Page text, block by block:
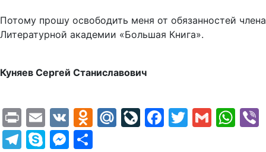
Потому прошу освободить меня от обязанностей члена
Литературной академии «Большая Книга».
Куняев Сергей Станиславович
PrintEmail
VK Odnoklassniki
Mail.Ru
LiveJournal
Facebook
Twitter
Gmail
Telegram
SkypeMessenger